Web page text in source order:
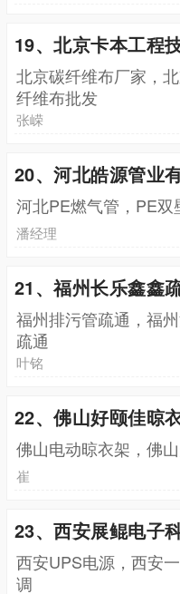
19、北京卡本工程
北京碳纤维布厂家，
纤维布批发
张嵘
20、河北皓源管业
河北PE燃气管，PE
潘经理
21、福州长乐鑫鑫
福州排污管疏通，福
疏通
叶铭
22、佛山好颐佳晾
佛山电动晾衣架，佛
崔
23、西安展鲲电子
西安UPS电源，西安
调